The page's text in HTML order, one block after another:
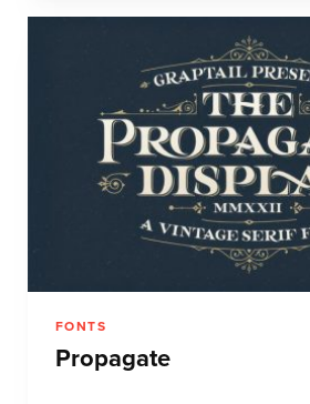
FONTS
Propagate